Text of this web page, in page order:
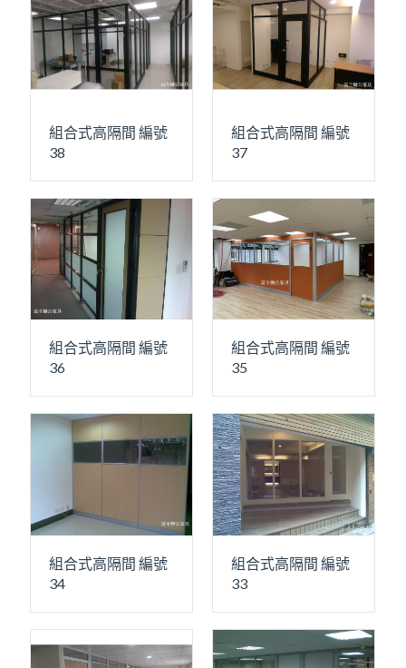
組合式高隔間 編號
38
組合式高隔間 編號
37
組合式高隔間 編號
36
組合式高隔間 編號
35
組合式高隔間 編號
34
組合式高隔間 編號
33